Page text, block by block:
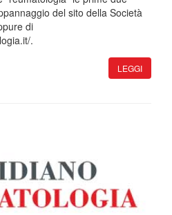
del sito della Società
di
.
LEGGI